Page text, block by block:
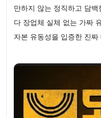
만하지 않는 정직하고 담
다 장업체 실체 없는 가짜
자본 유동성을 입증한 진